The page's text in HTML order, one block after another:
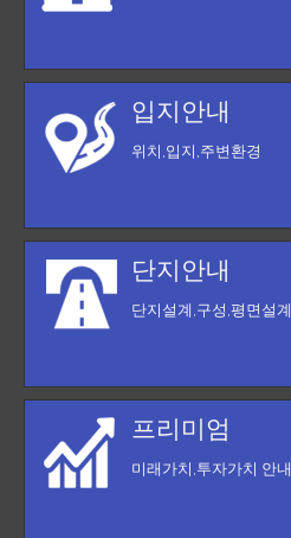
입지안내
위치,입지,주변환경
단지안내
단지설계,구성,평면설계
프리미엄
미래가치,투자가치 안내